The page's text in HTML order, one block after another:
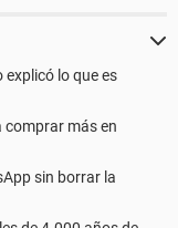
explicó lo que es
comprar más en
sin borrar la